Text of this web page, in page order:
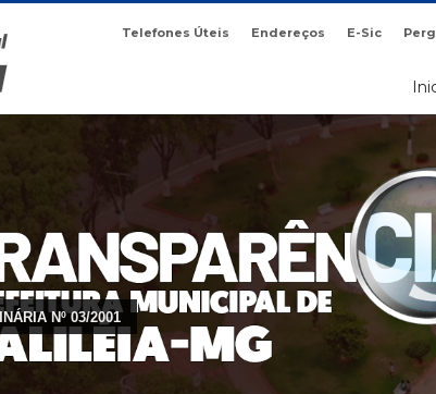
Telefones Úteis Endereços E-Sic
Nº 03/2001